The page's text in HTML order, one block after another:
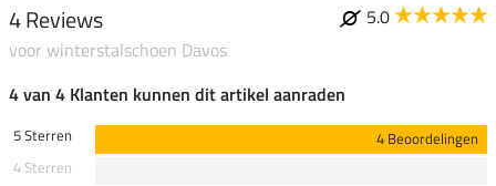
4 Reviews
5.0
voor winterstalschoen Davos
4 van 4 Klanten kunnen dit artikel aanraden
5 Sterren
4 Beoordelingen
4 Sterren